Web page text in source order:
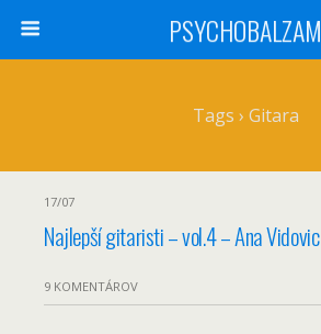
PSYCHOBALZAM
Tags › Gitara
17/07
Najlepší gitaristi – vol.4 – Ana Vidovic
9 KOMENTÁROV